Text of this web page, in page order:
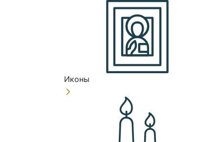
Иконы